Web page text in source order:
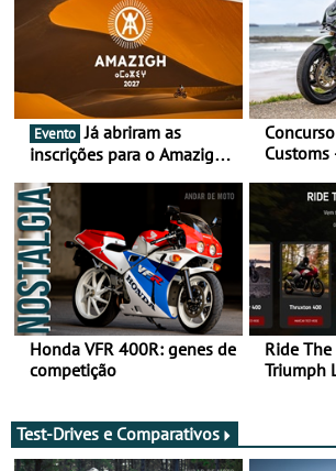
Evento Já abriram as
inscrições para o Amazigh
Marrocos, de 23 abril a 1
maio - The ultimate
experience in Morocco
ganhar
Honda VFR 400R: genes de
competição
Ride
Triumph
Test-Drives e Comparativos